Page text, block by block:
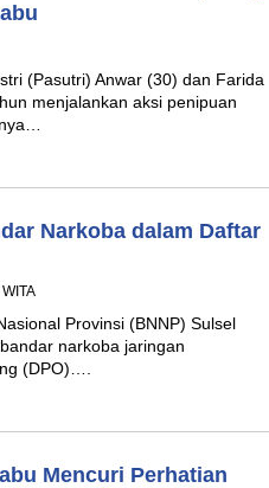
(Pasutri) Anwar (30) dan Farida
menjalankan aksi penipuan
Narkoba dalam Daftar
Provinsi (BNNP) Sulsel
narkoba jaringan
(DPO)….
Mencuri Perhatian